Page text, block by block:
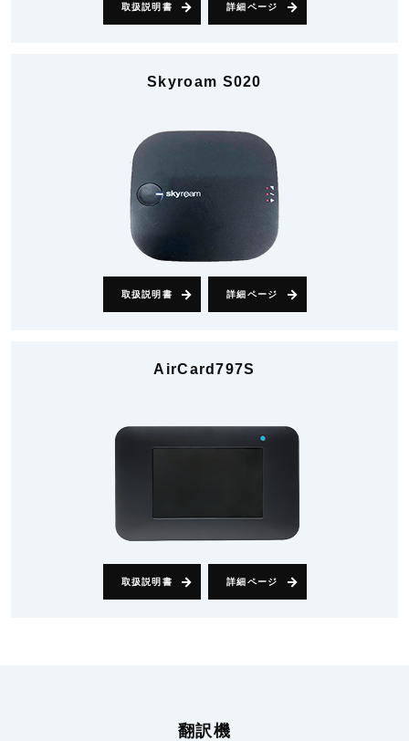
取扱説明書 詳細ページ
Skyroam S020
取扱説明書 詳細ページ
AirCard797S
取扱説明書 詳細ページ
翻訳機